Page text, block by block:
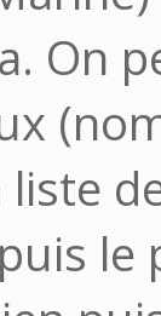
On
liste